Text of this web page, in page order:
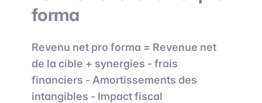
forma
Revenu net pro forma = Revenue net
de la cible + synergies - frais
financiers - Amortissements des
intangibles - Impact fiscal